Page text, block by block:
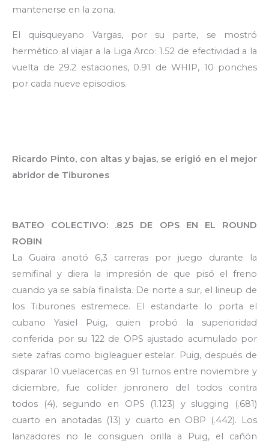
mantenerse en la zona.
El quisqueyano Vargas, por su parte, se mostró
hermético al viajar a la Liga Arco: 1.52 de efectividad a la
vuelta de 29.2 estaciones, 0.91 de WHIP, 10 ponches
por cada nueve episodios.
Ricardo Pinto, con altas y bajas, se erigió en el mejor
abridor de Tiburones
BATEO COLECTIVO: .825 DE OPS EN EL ROUND
ROBIN
La Guaira anotó 6,3 carreras por juego durante la
semifinal y diera la impresión de que pisó el freno
cuando ya se sabía finalista. De norte a sur, el lineup de
los Tiburones estremece. El estandarte lo porta el
cubano Yasiel Puig, quien probó la superioridad
conferida por su 122 de OPS ajustado acumulado por
siete zafras como bigleaguer estelar. Puig, después de
disparar 10 vuelacercas en 91 turnos entre noviembre y
diciembre, fue colíder jonronero del todos contra
todos (4), segundo en OPS (1.123) y slugging (.681)
cuarto en anotadas (13) y cuarto en OBP (.442). Los
lanzadores no le consiguen orilla a Puig, el cañón